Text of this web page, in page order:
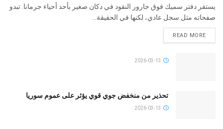
يستقر دفتر سميك فوق جارور النقود في دكان صغير بأحد أحياء جرمانا. تبدو
صفحاته مثل سجل عادي، لكنها في الحقيقة...
READ MORE
تحذير من منخفض جوي قوي يؤثر على عموم سوريا